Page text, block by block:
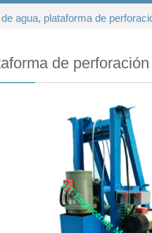
agua, plataforma de
de